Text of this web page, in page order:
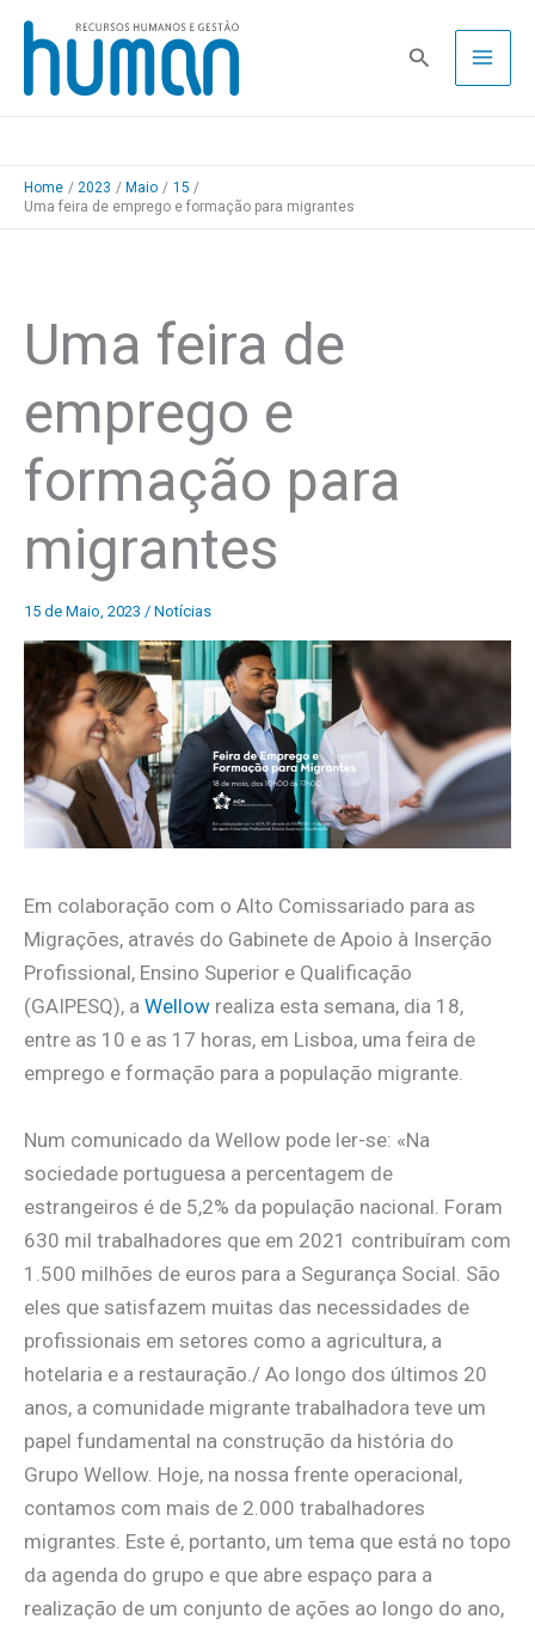
Skip
content
Pesquisa
Home 2023 Maio
15
Uma feira de emprego e formação para migrantes
Uma feira de
emprego e
formação para
migrantes
15 de Maio, 2023 / Notícias
Em colaboração com o Alto Comissariado para as
Migrações, através do Gabinete de Apoio à Inserção
Profissional, Ensino Superior e Qualificação
(GAIPESQ), a Wellow realiza esta semana, dia 18,
entre as 10 e as 17 horas, em Lisboa, uma feira de
emprego e formação para a população migrante.
Num comunicado da Wellow pode ler-se: «Na
sociedade portuguesa a percentagem de
estrangeiros é de 5,2% da população nacional. Foram
630 mil trabalhadores que em 2021 contribuíram com
1.500 milhões de euros para a Segurança Social. São
eles que satisfazem muitas das necessidades de
profissionais em setores como a agricultura, a
hotelaria e a restauração./ Ao longo dos últimos 20
anos, a comunidade migrante trabalhadora teve um
papel fundamental na construção da história do
Grupo Wellow. Hoje, na nossa frente operacional,
contamos com mais de 2.000 trabalhadores
migrantes. Este é, portanto, um tema que está no topo
da agenda do grupo e que abre espaço para a
realização de um conjunto de ações ao longo do ano,